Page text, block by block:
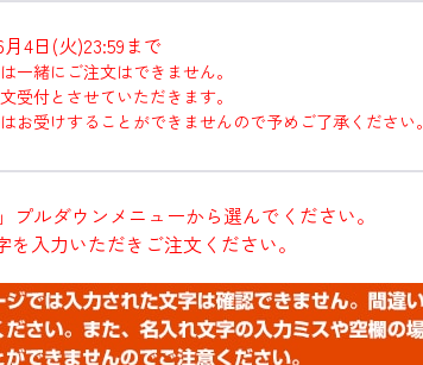
4日(火)23:59まで
緒にご注文はできません。
付とさせていただきます。
受けすることができませんので予めご了承ください。
ルダウンメニューから選んでください。
入力いただきご注文ください。